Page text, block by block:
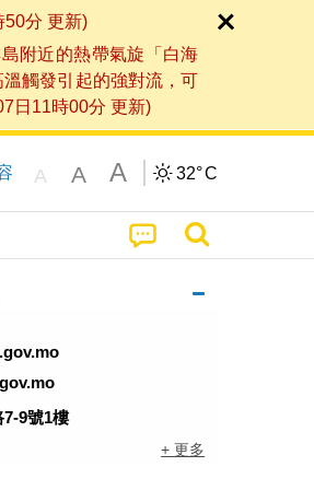
分 更新)
附近的熱帶氣旋「白海
觸發引起的強對流，可
日11時00分 更新)
A A A 32°C
9號1樓
+ 更多